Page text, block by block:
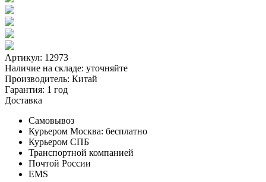
Артикул: 12973
Наличие на складе: уточняйте
Производитель: Китай
Гарантия: 1 год
Доставка
Самовывоз
Курьером Москва: бесплатно
Курьером СПБ
Транспортной компанией
Почтой России
EMS